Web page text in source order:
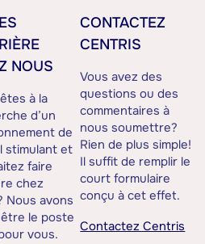
NOUS
à la
d’un
de
stimulant et
faire
chez
Nous avons
le poste
vous.
CONTACTEZ
CENTRIS
Vous avez des
questions ou des
commentaires à
nous soumettre?
Rien de plus simple!
Il suffit de remplir le
court formulaire
conçu à cet effet.
Contactez Centris